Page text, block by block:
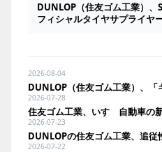
DUNLOP（住友ゴム工業）、
フィシャルタイヤサプライヤ
2026-08-04
2026-07-28
2026-07-23
2026-07-22